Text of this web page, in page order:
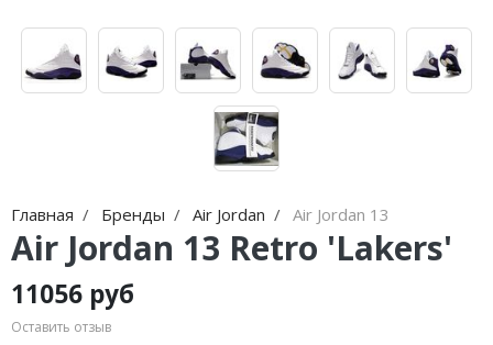
Главная Бренды Air Jordan Air Jordan 13
Air Jordan 13 Retro 'Lakers'
11056 руб
Оставить отзыв
Nike Dunk
Nike Shox
Nike Initiator
Nike Pegasus
Nike Precision
adidas Samba
adidas Gazelle
adidas adiFOM
adidas Adizero
adidas Harden